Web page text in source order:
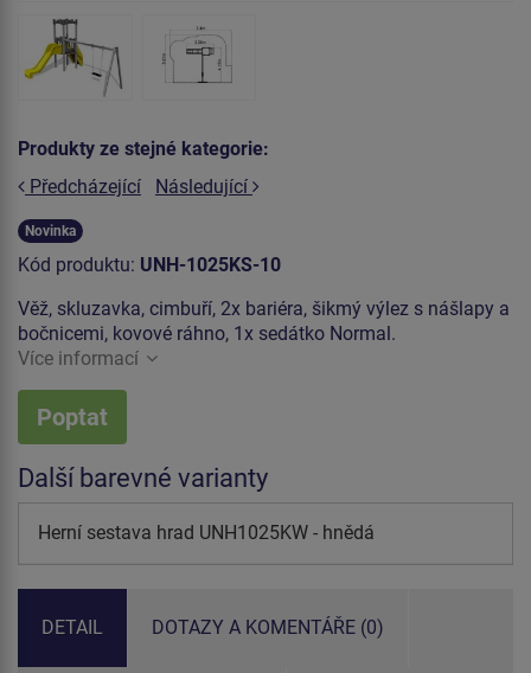
Produkty ze stejné kategorie:
Předcházející
Následující
Novinka
Kód produktu: UNH-1025KS-10
Věž, skluzavka, cimbuří, 2x bariéra, šikmý výlez s nášlapy a
bočnicemi, kovové ráhno, 1x sedátko Normal.
Více informací
Poptat
Další barevné varianty
Herní sestava hrad UNH1025KW - hnědá
DETAIL DOTAZY A KOMENTÁŘE (0)